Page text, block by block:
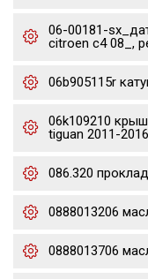
06-00181-
citroen c4 08_,
06b905115r
06k109210
tiguan 2011-
086.320
0888013206
0888013706